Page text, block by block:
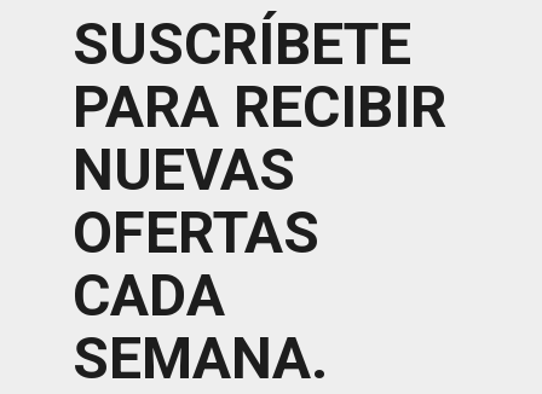
SUSCRÍBETE
PARA RECIBIR
NUEVAS
OFERTAS
CADA
SEMANA.